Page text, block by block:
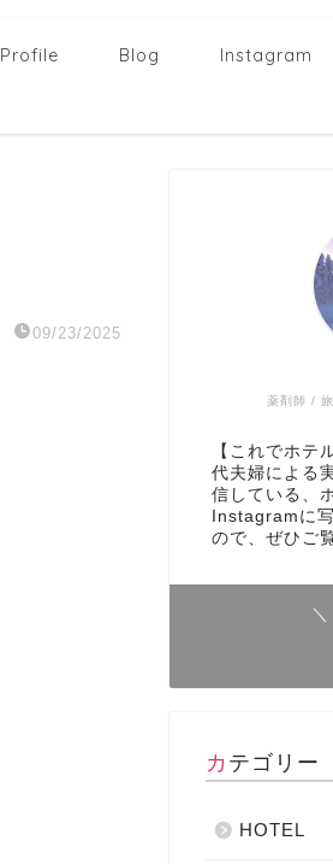
Profile Blog Instagram
09/23/2025
薬剤師 /
【これでホテ
代夫婦による
信している、
Instagramに
ので、ぜひご
カテゴリー
HOTEL